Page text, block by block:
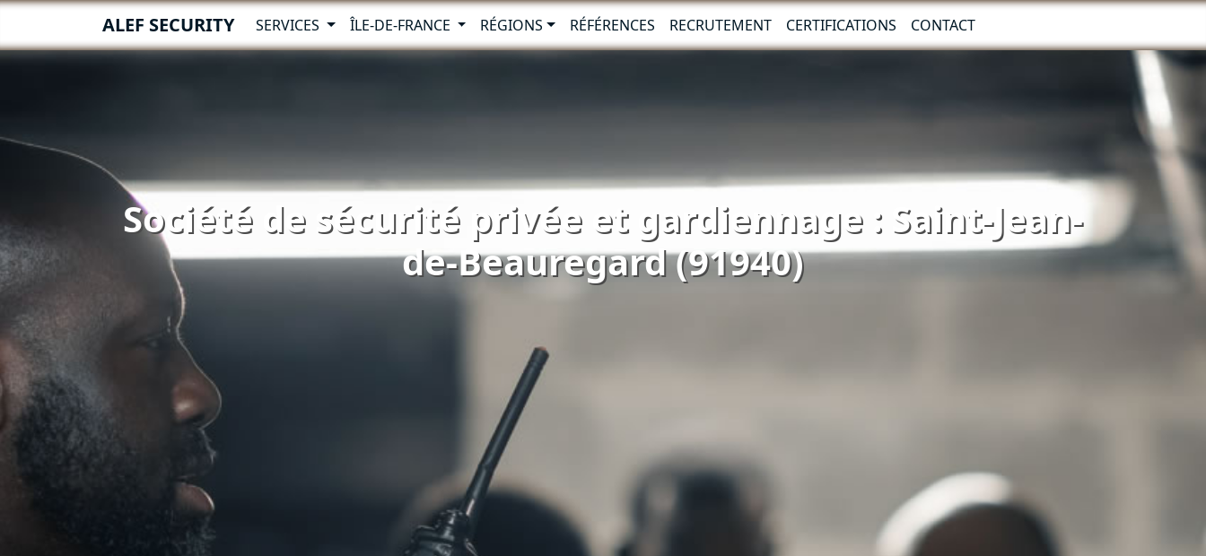
ALEF SECURITY SERVICES ÎLE-DE-FRANCE RÉGIONS RÉFÉRENCES RECRUTEMENT CERTIFICATIONS CONTACT
Société de sécurité privée et gardiennage : Saint-Jean-
de-Beauregard (91940)